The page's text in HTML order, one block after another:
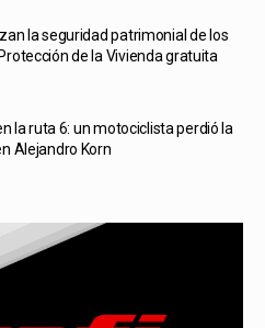
la seguridad patrimonial de los
de la Vivienda gratuita
la ruta 6: un motociclista perdió la
Alejandro Korn